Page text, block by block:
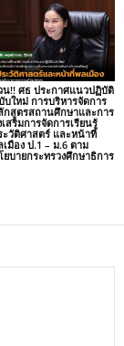
น!! ศธ ประกาศแนวปฏิบัติ
บใหม่ การบริหารจัดการ
กสูตรสถานศึกษาและการ
เสริมการจัดการเรียนรู้
ะวัติศาสตร์ และหน้าที่
เมือง ป.1 – ม.6 ตาม
ยบายกระทรวงศึกษาธิการ